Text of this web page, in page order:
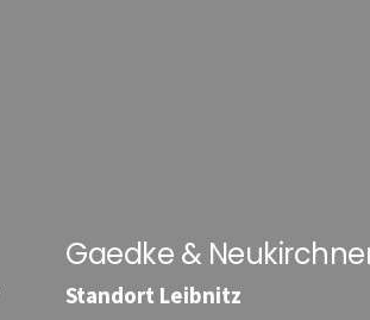
Gaedke &
Standort Leibnitz